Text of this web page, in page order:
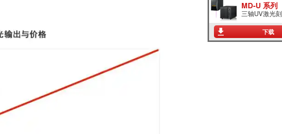
MD-U 系列
三轴UV激光
下载